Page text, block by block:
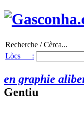
Recherche / Cèrca...
Lòcs :
en graphie
Gentiu